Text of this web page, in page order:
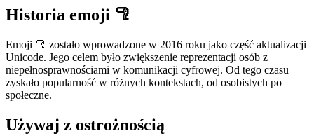
Historia emoji 🦿
Emoji 🦿 zostało wprowadzone w 2016 roku jako część aktualizacji
Unicode. Jego celem było zwiększenie reprezentacji osób z
niepełnosprawnościami w komunikacji cyfrowej. Od tego czasu
zyskało popularność w różnych kontekstach, od osobistych po
społeczne.
Używaj z ostrożnością